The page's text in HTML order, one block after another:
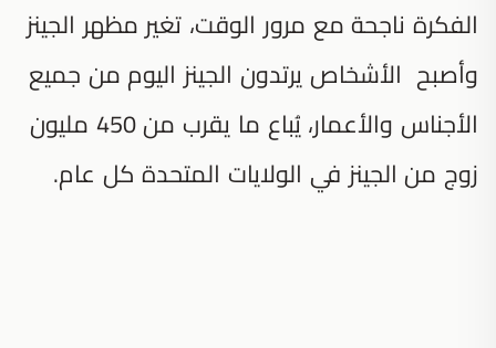
الفكرة ناجحة مع مرور الوقت، تغير مظهر الجينز
وأصبح الأشخاص يرتدون الجينز اليوم من جميع
الأجناس والأعمار، يُباع ما يقرب من 450 مليون
زوج من الجينز في الولايات المتحدة كل عام.